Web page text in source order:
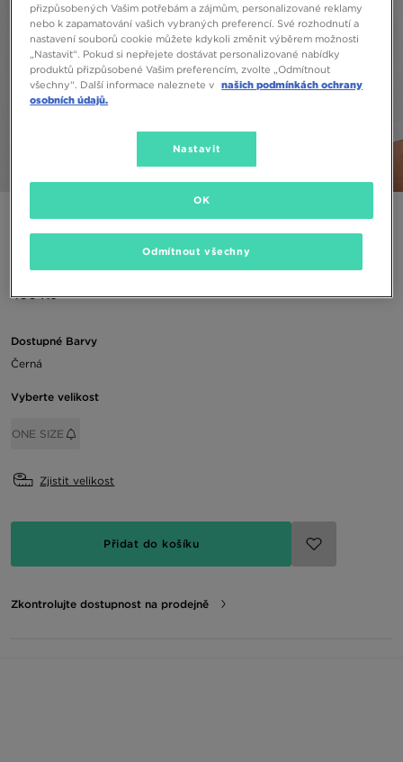
ONLY AT JD
HOODRICH ČEPICE ICARUS 6 PANEL
490 Kč
Dostupné Barvy
Černá
Vyberte velikost
ONE SIZE
Zjistit velikost
Přidat do košíku
Zkontrolujte dostupnost na prodejně
přizpůsobených Vašim potřebám a zájmům, personalizované reklamy
nebo k zapamatování vašich vybraných preferencí. Své rozhodnutí a
nastavení souborů cookie můžete kdykoli změnit výběrem možnosti
„Nastavit“. Pokud si nepřejete dostávat personalizované nabídky
produktů přizpůsobené Vašim preferencím, zvolte „Odmítnout
všechny“. Další informace naleznete v našich podmínkách ochrany
osobních údajů.
Nastavit
Odmítnout všechny
OK